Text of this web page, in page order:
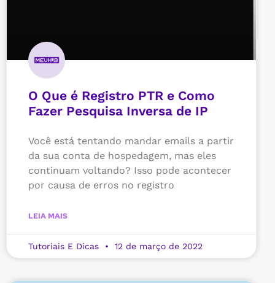
O Que é Registro PTR e Como
Fazer Pesquisa Inversa de IP
Você está tentando mandar emails a partir
da sua conta de hospedagem, mas eles
continuam voltando? Isso pode acontecer
por causa de erros no registro
LEIA MAIS
Tutoriais E Dicas 12 de março de 2022